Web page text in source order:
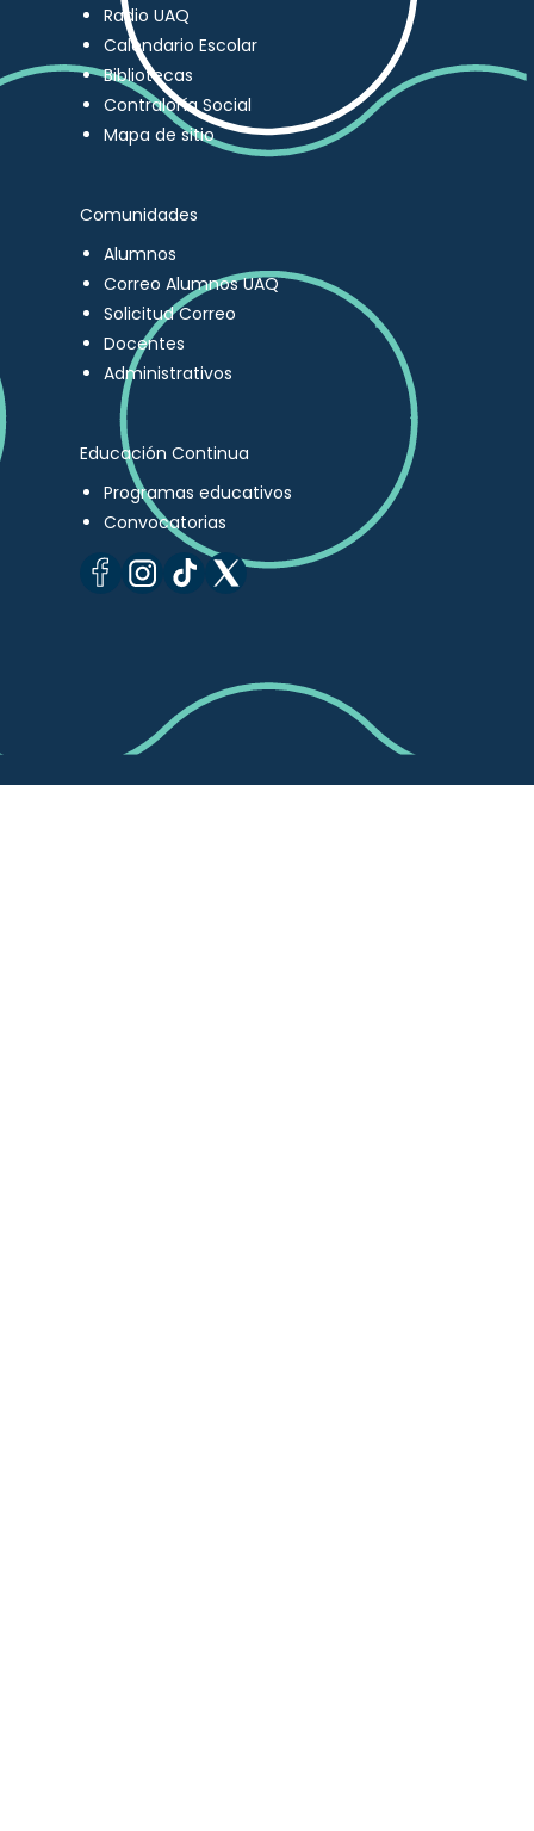
Radio UAQ
Calendario Escolar
Bibliotecas
Contraloría Social
Mapa de sitio
Comunidades
Alumnos
Correo Alumnos UAQ
Solicitud Correo
Docentes
Administrativos
Educación Continua
Programas educativos
Convocatorias